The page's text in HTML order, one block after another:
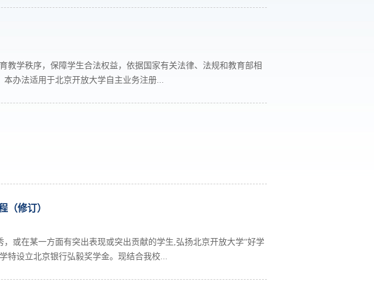
学秩序，保障学生合法权益，依据国家有关法律、法规和教育部相
办法适用于北京开放大学自主业务注册...
（修订）
或在某一方面有突出表现或突出贡献的学生,弘扬北京开放大学“好学
特设立北京银行弘毅奖学金。现结合我校...